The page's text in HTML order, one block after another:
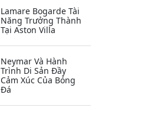
Lamare Bogarde Tài
Năng Trưởng Thành
Tại Aston Villa
Neymar Và Hành
Trình Di Sản Đầy
Cảm Xúc Của Bóng
Đá